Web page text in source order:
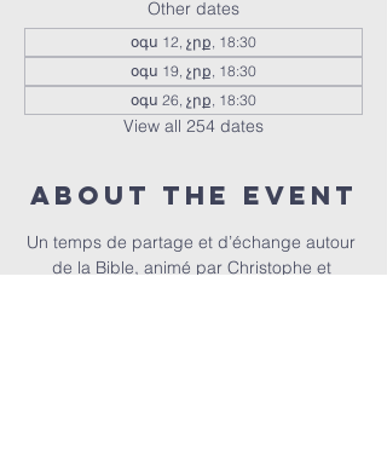
Other dates
օգս 12, չրք, 18:30
օգս 19, չրք, 18:30
օգս 26, չրք, 18:30
View all 254 dates
About the event
Un temps de partage et d’échange autour
de la Bible, animé par Christophe et